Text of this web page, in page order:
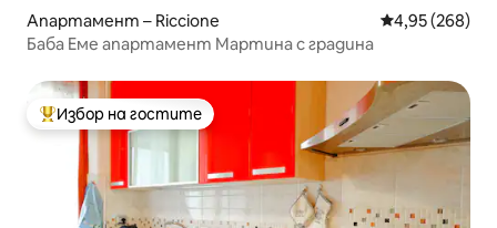
Апартамент – Riccione Средна
4,95 (268)
Баба Еме апартамент Мартина с градина
Най-популярен избор на гостите
Избор на гостите